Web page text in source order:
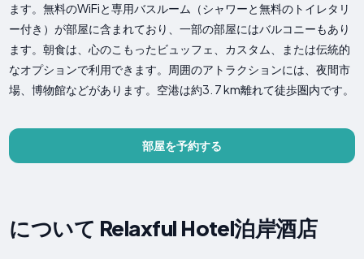
ます。無料のWiFiと専用バスルーム（シャワーと無料のトイレタリ
ー付き）が部屋に含まれており、一部の部屋にはバルコニーもあり
ます。朝食は、心のこもったビュッフェ、カスタム、または伝統的
なオプションで利用できます。周囲のアトラクションには、夜間市
場、博物館などがあります。空港は約3. 7 km離れて徒歩圏内です。
部屋を予約する
について Relaxful Hotel泊岸酒店